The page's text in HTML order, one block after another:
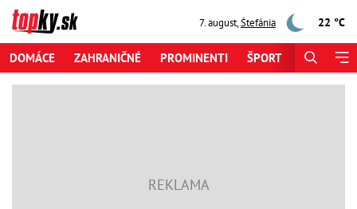
7. august,Štefánia 22 °C
DOMÁCE ZAHRANIČNÉ PROMINENTI ŠPORT